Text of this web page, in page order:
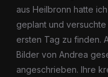
aus Heilbronn hatte
geplant und
ersten Tag zu finden.
Bilder von Andrea
angeschrieben. Ihre